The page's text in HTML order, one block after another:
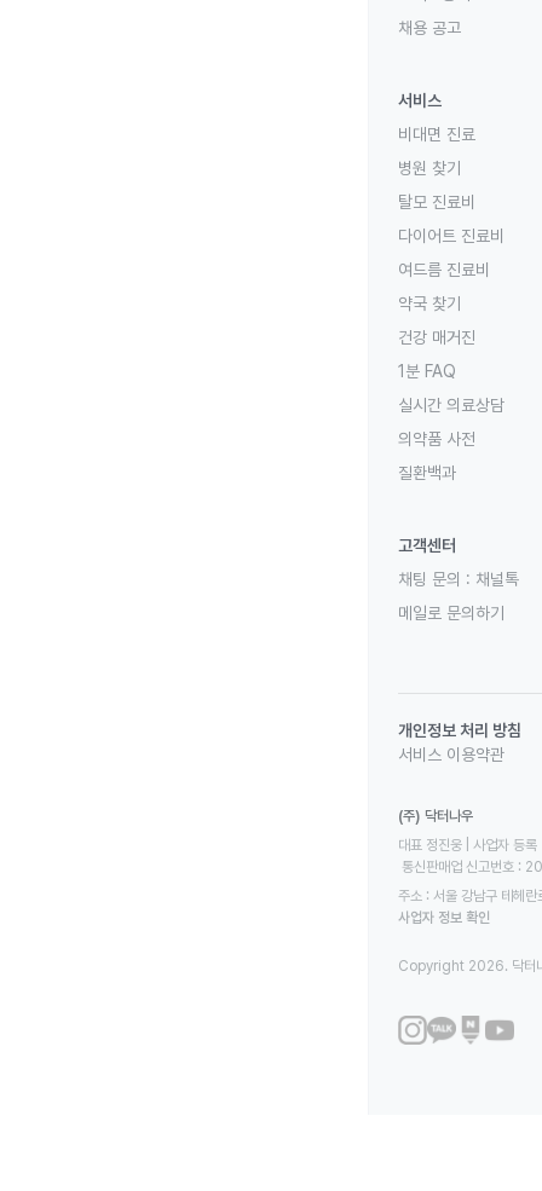
채용 공고
서비스
비대면 진료
병원 찾기
탈모 진료비
다이어트 진료비
여드름 진료비
약국 찾기
건강 매거진
1분 FAQ
실시간 의료상담
의약품 사전
질환백과
고객센터
채팅 문의 : 채널톡
메일로 문의하기
개인정보 처리 방침
서비스 이용약관
(주) 닥터나우
대표 정진웅 | 사업자
통신판매업 신고번호
주소 : 서울 강남구 테헤
사업자 정보 확인
Copyright 2026. 닥터